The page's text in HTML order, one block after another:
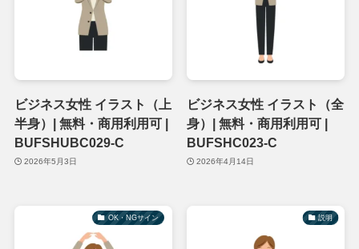
ビジネス女性 イラスト（上
半身）| 無料・商用利用可 |
BUFSHUBC029-C
2026年5月3日
ビジネス女性 イラスト（全
身）| 無料・商用利用可 |
BUFSHC023-C
2026年4月14日
OK・NGサイン 説明